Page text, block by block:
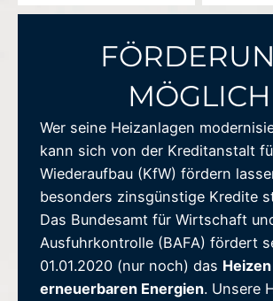
MÖGLICH
Wer seine Heizanlagen
kann sich von der Kreditanstalt
Wiederaufbau (KfW) fördern
besonders zinsgünstige Kredite
Das Bundesamt für Wirtschaft
Ausfuhrkontrolle (BAFA) fördert
01.01.2020 (nur noch) das
erneuerbaren Energien. Unsere